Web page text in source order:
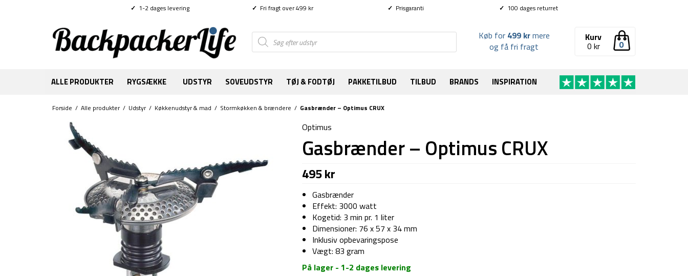
✓ 1-2 dages levering ✓ Fri fragt over 499 kr ✓ Prisgaranti ✓ 100 dages returret
Products
search 0
Kurv
0 kr
Køb for 499 krmere
og få fri fragt
ALLE PRODUKTER RYGSÆKKE UDSTYR SOVEUDSTYR TØJ & FODTØJ PAKKETILBUD TILBUD BRANDS INSPIRATION
Forside / Alle produkter/ Udstyr/ Køkkenudstyr & mad / Stormkøkken & brændere / Gasbrænder – Optimus CRUX
Optimus
Gasbrænder – Optimus CRUX
495kr
Gasbrænder
Effekt: 3000 watt
Kogetid: 3 min pr. 1 liter
Dimensioner: 76 x 57 x 34 mm
Inklusiv opbevaringspose
Vægt: 83 gram
På lager - 1-2 dages levering